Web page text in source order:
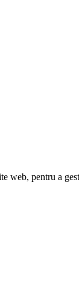
pentru a